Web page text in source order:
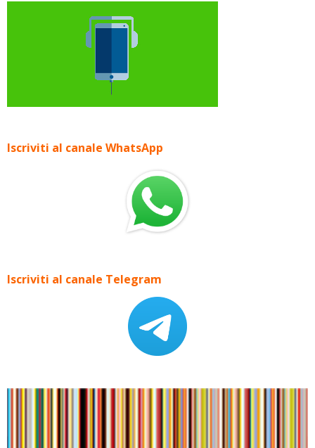
Iscriviti al canale WhatsApp
Iscriviti al canale Telegram